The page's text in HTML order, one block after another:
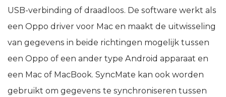
USB-verbinding of draadloos. De software werkt als
een Oppo driver voor Mac en maakt de uitwisseling
van gegevens in beide richtingen mogelijk tussen
een Oppo of een ander type Android apparaat en
een Mac of MacBook. SyncMate kan ook worden
gebruikt om gegevens te synchroniseren tussen